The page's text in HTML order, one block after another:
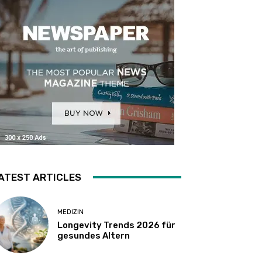
ARTICLES
MEDIZIN
Longevity Trends 2026 für
gesundes Altern